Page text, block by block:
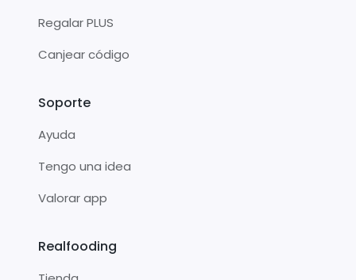
Regalar PLUS
Canjear código
Soporte
Ayuda
Tengo una idea
Valorar app
Realfooding